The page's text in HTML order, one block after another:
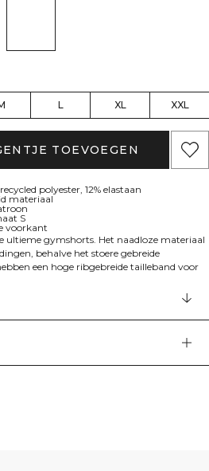
L XL XXL
TOEVOEGEN
polyester, 12% elastaan
materiaal
S
voorkant
ultieme gymshorts. Het naadloze materiaal
behalve het stoere gebreide
een hoge ribgebreide tailleband voor
in maat S. 54% gerecycled nylon, 34%